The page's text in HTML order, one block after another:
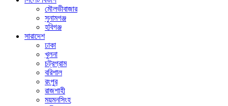
মৌলভীবাজার
সুনামগঞ্জ
হবিগঞ্জ
সারাদেশ
ঢাকা
খুলনা
চট্রগ্রাম
বরিশাল
রংপুর
রাজশাহী
ময়মনসিংহ